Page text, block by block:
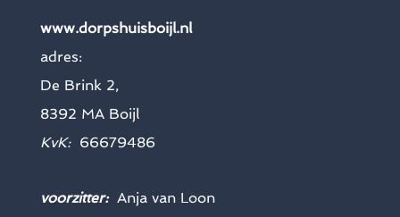
www.dorpshuisboijl.nl
adres:
De Brink 2,
8392 MA Boijl
KvK:66679486
voorzitter: Anja van Loon